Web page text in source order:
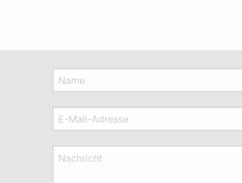
Name
E-Mail-Adresse
Nachricht